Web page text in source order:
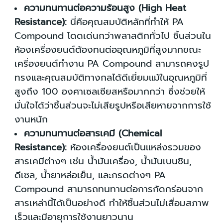
ความทนทานต่อความร้อนสูง (High Heat
Resistance): นี่คือคุณสมบัติหลักที่ทำให้ PA
Compound โดดเด่นกว่าพลาสติกทั่วไป ชิ้นส่วนใน
ห้องเครื่องยนต์ต้องทนต่ออุณหภูมิที่สูงมากขณะ
เครื่องยนต์ทำงาน PA Compound สามารถคงรูป
ทรงและคุณสมบัติทางกลได้ดีเยี่ยมแม้ในอุณหภูมิที่
สูงถึง 100 องศาเซลเซียสหรือมากกว่า ซึ่งช่วยให้
มั่นใจได้ว่าชิ้นส่วนจะไม่เสียรูปหรือเสียหายจากการใช้
งานหนัก
ความทนทานต่อสารเคมี (Chemical
Resistance): ห้องเครื่องยนต์เป็นแหล่งรวมของ
สารเคมีต่างๆ เช่น น้ำมันเครื่อง, น้ำมันเบนซิน,
ดีเซล, น้ำยาหล่อเย็น, และกรดต่างๆ PA
Compound สามารถทนทานต่อการกัดกร่อนจาก
สารเหล่านี้ได้เป็นอย่างดี ทำให้ชิ้นส่วนไม่เสื่อมสภาพ
เร็วและมีอายุการใช้งานยาวนาน